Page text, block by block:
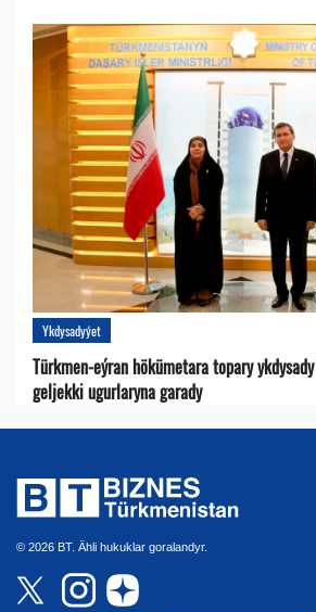
Ykdysadyýet
Türkmen-eýran hökümetara topary
geljekki ugurlaryna garady
© 2026 BT. Ähli hukuklar goralandyr.